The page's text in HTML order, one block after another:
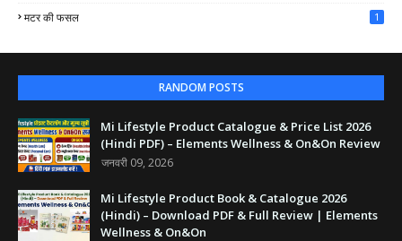
मटर की फसल 1
RANDOM POSTS
Mi Lifestyle Product Catalogue & Price List 2026
(Hindi PDF) – Elements Wellness & On&On Review
जनवरी 09, 2026
Mi Lifestyle Product Book & Catalogue 2026
(Hindi) – Download PDF & Full Review | Elements
Wellness & On&On